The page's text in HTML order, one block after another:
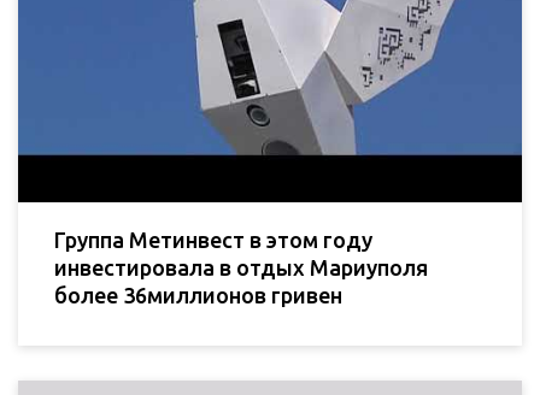
Группа Метинвест в этом году
инвестировала в отдых Мариуполя
более 36миллионов гривен